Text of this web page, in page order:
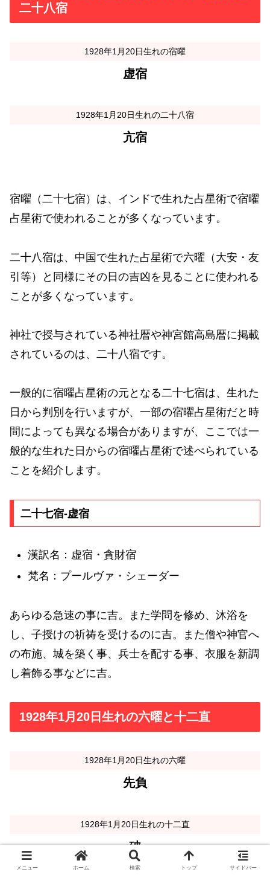
二十八宿
1928年1月20日生れの宿曜
虚宿
1928年1月20日生れの二十八宿
亢宿
宿曜（二十七宿）は、インドで生れた占星術で宿曜
占星術で使われることが多くなっています。
二十八宿は、中国で生れた占星術で六曜（大安・友
引等）と同様にその日の吉凶を見ることに使われる
ことが多くなっています。
神社で授与されている神社暦や神宮館高島暦に掲載
されているのは、二十八宿です。
一般的に宿曜占星術の元となる二十七宿は、生れた
日から判別を行いますが、一部の宿曜占星術だと時
間によっても異なる場合がありますが、ここでは一
般的な生れた日からの宿曜占星術で述べられている
ことを紹介します。
二十七宿-虚宿
漢訳名：虚宿・貪財宿
梵名：プールヴァ・シェーダー
あらゆる急速の事に吉。また学問を修め、沐浴を
し、子授けの祈祷を受けるのに吉。また僧や神官へ
の布施、城を築く事、兵士を配する事、衣服を新調
し着飾る事などに吉。
1928年1月20日生れの六曜と十二直
1928年1月20日生れの六曜
先負
1928年1月20日生れの十二直
破
メニュー ホーム 検索 トップ サイドバー